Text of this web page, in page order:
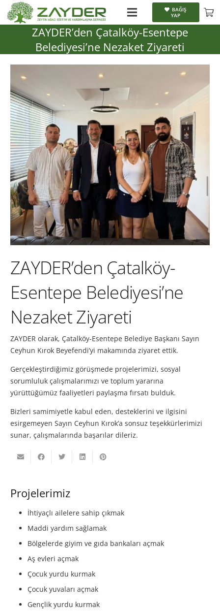
BAĞIŞ
YAP
ZAYDER’den Çatalköy-Esentepe
Belediyesi’ne Nezaket Ziyareti
ZAYDER’den Çatalköy-
Esentepe Belediyesi’ne
Nezaket Ziyareti
ZAYDER olarak, Çatalköy-Esentepe Belediye Başkanı Sayın
Ceyhun Kırok Beyefendi’yi makamında ziyaret ettik.
Gerçekleştirdiğimiz görüşmede projelerimizi, sosyal
sorumluluk çalışmalarımızı ve toplum yararına
yürüttüğümüz faaliyetleri paylaşma fırsatı bulduk.
Bizleri samimiyetle kabul eden, desteklerini ve ilgisini
esirgemeyen Sayın Ceyhun Kırok’a sonsuz teşekkürlerimizi
sunar, çalışmalarında başarılar dileriz.
Projelerimiz
İhtiyaçlı ailelere sahip çıkmak
Maddi yardım sağlamak
Bölgelerde giyim ve gıda bankaları açmak
Aş evleri açmak
Çocuk yurdu kurmak
Çocuk yuvaları açmak
Gençlik yurdu kurmak